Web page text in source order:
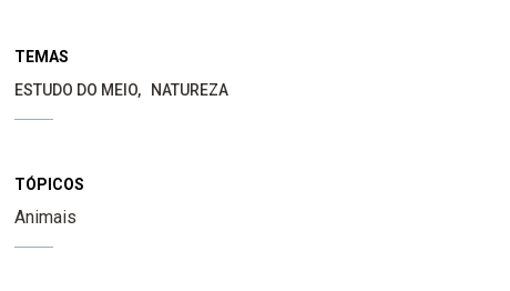
TEMAS
ESTUDO DO MEIO
NATUREZA
TÓPICOS
Animais